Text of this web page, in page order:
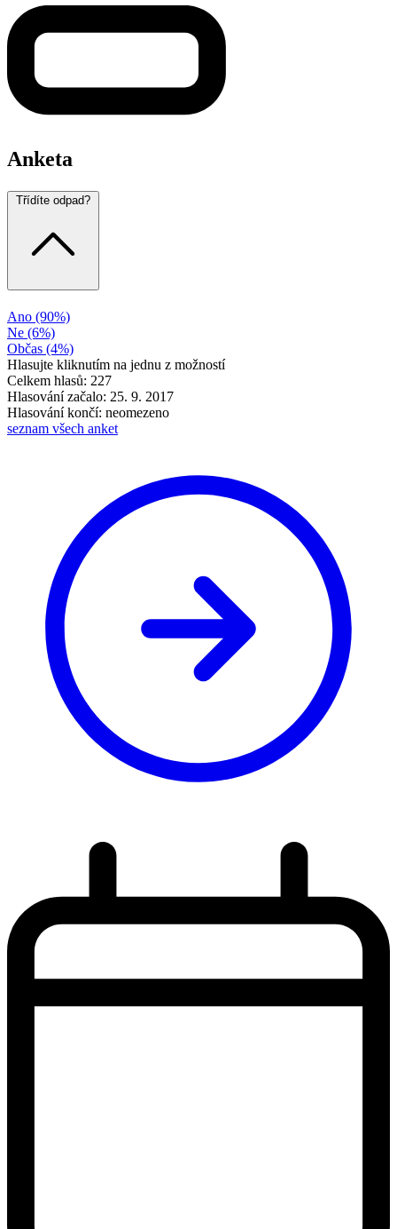
Anketa
Třídíte odpad?
Ano (90%)
Ne (6%)
Občas (4%)
Hlasujte kliknutím na jednu z možností
Celkem hlasů: 227
Hlasování začalo: 25. 9. 2017
Hlasování končí: neomezeno
seznam všech anket